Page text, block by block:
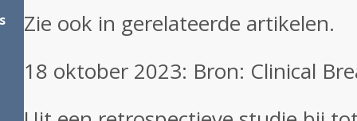
Zie ook in gerelateerde artikelen.
18 oktober 2023: Bron: Clinical